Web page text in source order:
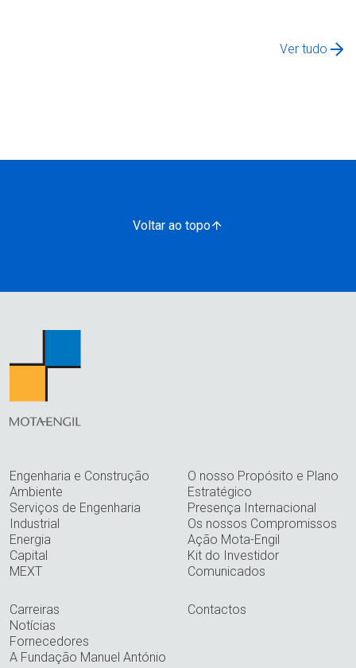
Ver tudo
Voltar ao topo
Engenharia e Construção
Ambiente
Serviços de Engenharia
Industrial
Energia
Capital
MEXT
O nosso Propósito e Plano
Estratégico
Presença Internacional
Os nossos Compromissos
Ação Mota-Engil
Kit do Investidor
Comunicados
Carreiras
Notícias
Fornecedores
A Fundação Manuel António
Contactos